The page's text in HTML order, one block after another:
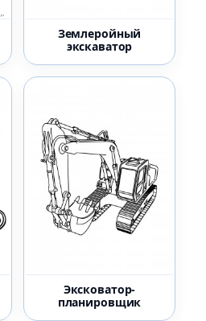
Землеройный
экскаватор
Эксковатор-
планировщик